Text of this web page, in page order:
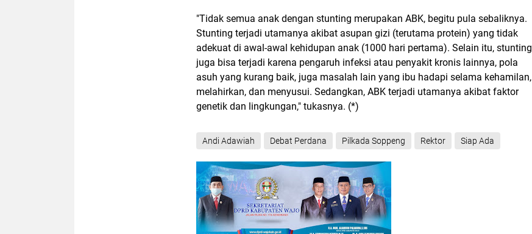
"Tidak semua anak dengan stunting merupakan ABK, begitu pula sebaliknya.
Stunting terjadi utamanya akibat asupan gizi (terutama protein) yang tidak
adekuat di awal-awal kehidupan anak (1000 hari pertama). Selain itu, stunting
juga bisa terjadi karena pengaruh infeksi atau penyakit kronis lainnya, pola
asuh yang kurang baik, juga masalah lain yang ibu hadapi selama kehamilan,
melahirkan, dan menyusui. Sedangkan, ABK terjadi utamanya akibat faktor
genetik dan lingkungan," tukasnya. (*)
Andi Adawiah Debat Perdana Pilkada Soppeng Rektor Siap Ada